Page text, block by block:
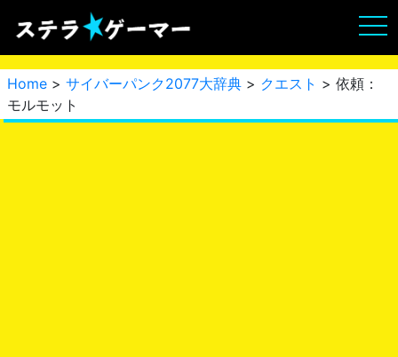
Home > サイバーパンク2077大辞典 > クエスト > 依頼：
モルモット